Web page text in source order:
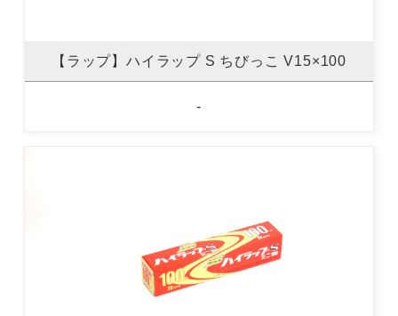
【ラップ】ハイラップ S ちびっこ V15×100
-